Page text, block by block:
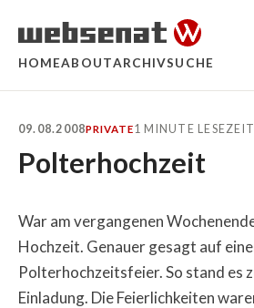
HOMEABOUTARCHIVSUCHE
09.08.2008PRIVATE1 MINUTE LESEZEIT
Polterhochzeit
War am vergangenen
Hochzeit. Genauer gesagt auf
Polterhochzeitsfeier. So stand es
Einladung. Die Feierlichkeiten